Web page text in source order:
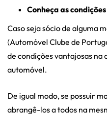
Conheça as
Caso seja sócio de alguma
(Automóvel Clube de
de condições vantajosas na
automóvel.
De igual modo, se possuir
abrangê-los a todos na